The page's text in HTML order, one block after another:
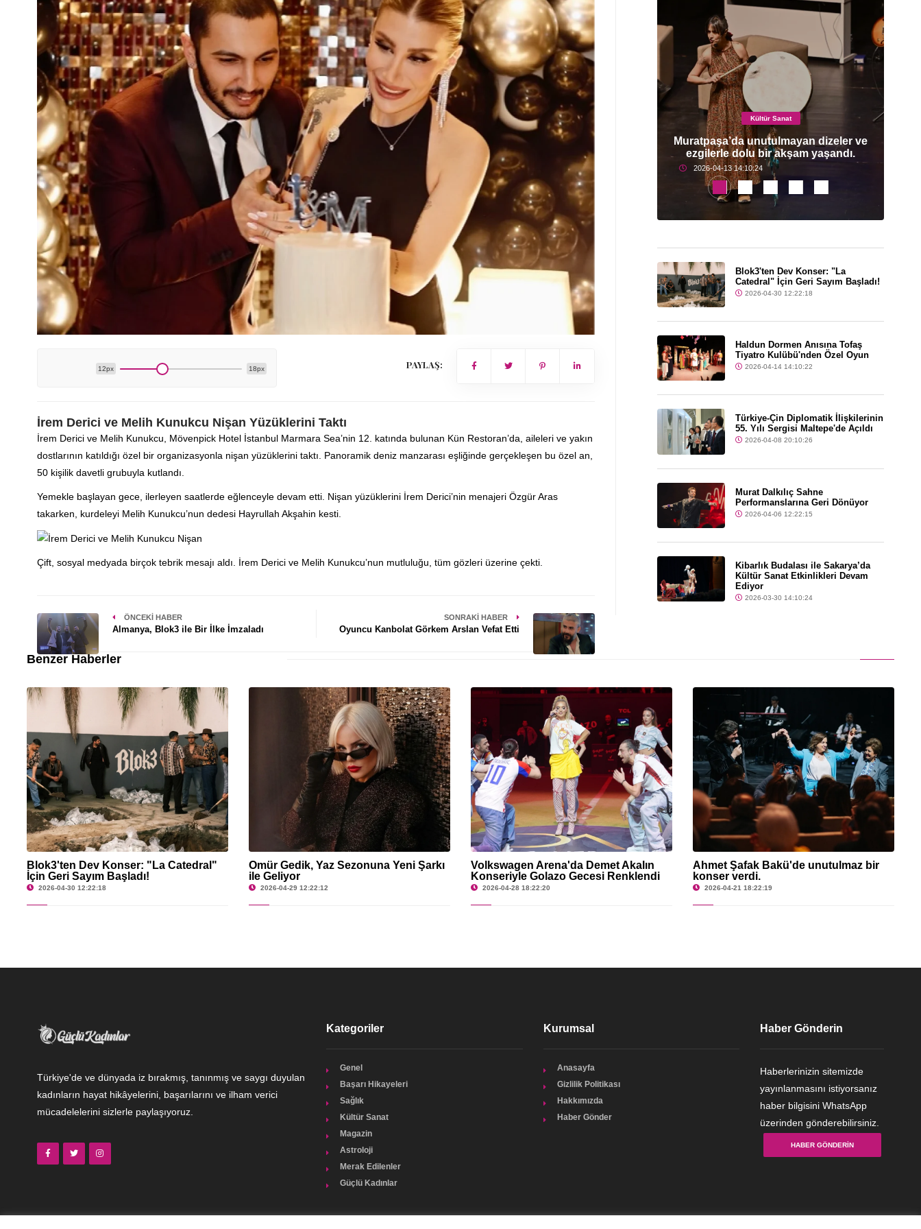
12px 18px PAYLAŞ:
İrem Derici ve Melih Kunukcu Nişan Yüzüklerini Taktı
İrem Derici ve Melih Kunukcu, Mövenpick Hotel İstanbul Marmara Sea’nin 12. katında bulunan Kün Restoran’da, aileleri ve yakın
dostlarının katıldığı özel bir organizasyonla nişan yüzüklerini taktı. Panoramik deniz manzarası eşliğinde gerçekleşen bu özel an,
50 kişilik davetli grubuyla kutlandı.
Yemekle başlayan gece, ilerleyen saatlerde eğlenceyle devam etti. Nişan yüzüklerini İrem Derici’nin menajeri Özgür Aras
takarken, kurdeleyi Melih Kunukcu’nun dedesi Hayrullah Akşahin kesti.
Çift, sosyal medyada birçok tebrik mesajı aldı. İrem Derici ve Melih Kunukcu’nun mutluluğu, tüm gözleri üzerine çekti.
ÖNCEKI HABER
Almanya, Blok3 ile Bir İlke İmzaladı
SONRAKI HABER
Oyuncu Kanbolat Görkem Arslan Vefat Etti
Kültür Sanat
Ramazan Kültür Sanat Takvimi
Söyleşisiyle Devam Ediyor
2026-03-09 14:10:20
Kültür Sanat
Muratpaşa’da unutulmayan dizeler ve
ezgilerle dolu bir akşam yaşandı.
2026-04-13 14:10:24
Blok3'ten Dev Konser: "La
Catedral" İçin Geri Sayım Başladı!
2026-04-30 12:22:18
Haldun Dormen Anısına Tofaş
Tiyatro Kulübü'nden Özel Oyun
2026-04-14 14:10:22
Türkiye-Çin Diplomatik İlişkilerinin
55. Yılı Sergisi Maltepe'de Açıldı
2026-04-08 20:10:26
Murat Dalkılıç Sahne
Performanslarına Geri Dönüyor
2026-04-06 12:22:15
Kibarlık Budalası ile Sakarya’da
Kültür Sanat Etkinlikleri Devam
Ediyor
2026-03-30 14:10:24
Benzer Haberler
Blok3'ten Dev Konser: "La Catedral"
İçin Geri Sayım Başladı!
2026-04-30 12:22:18
Ömür Gedik, Yaz Sezonuna Yeni Şarkı
ile Geliyor
2026-04-29 12:22:12
Volkswagen Arena'da Demet Akalın
Konseriyle Golazo Gecesi Renklendi
2026-04-28 18:22:20
Ahmet Şafak Bakü'de unutulmaz bir
konser verdi.
2026-04-21 18:22:19
Türkiye'de ve dünyada iz bırakmış, tanınmış ve saygı duyulan
kadınların hayat hikâyelerini, başarılarını ve ilham verici
mücadelelerini sizlerle paylaşıyoruz.
Kategoriler
Genel
Başarı Hikayeleri
Sağlık
Kültür Sanat
Magazin
Astroloji
Merak Edilenler
Güçlü Kadınlar
Kurumsal
Anasayfa
Gizlilik Politikası
Hakkımızda
Haber Gönder
Haber Gönderin
Haberlerinizin sitemizde
yayınlanmasını istiyorsanız
haber bilgisini WhatsApp
üzerinden gönderebilirsiniz.
HABER GÖNDERIN